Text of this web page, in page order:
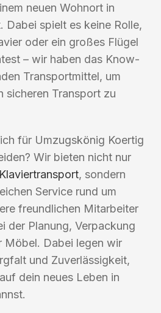
neuen Wohnort in
Dabei spielt es keine Rolle,
oder ein großes Flügel
– wir haben das Know-
Transportmittel, um
sicheren Transport zu
für Umzugskönig Koertig
Wir bieten nicht nur
Klaviertransport, sondern
Service rund um
freundlichen Mitarbeiter
der Planung, Verpackung
Möbel. Dabei legen wir
und Zuverlässigkeit,
dein neues Leben in